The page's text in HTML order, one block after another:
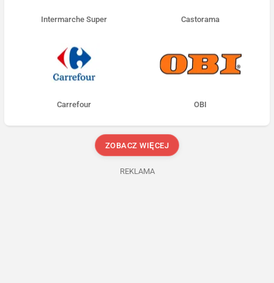
Intermarche Super Castorama
Carrefour OBI
ZOBACZ WIĘCEJ
REKLAMA